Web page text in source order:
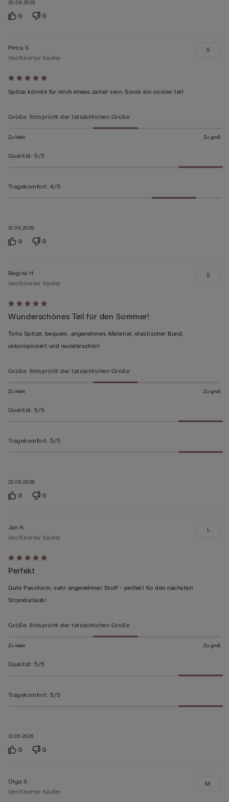
20.06.2026
0 0
Mit
5
5
13.06.2026
Petra S
Verifizierter Käufer
Spitze könnte für mich etwas zarter sein. Sonst ein cooles teil
S
Größe: Entspricht der tatsächlichen Größe
Zu klein Zu groß
Qualität: 5/5
Tragekomfort: 4/5
0 0
Mit
5
von
22.05.2026
Regina H
Verifizierter Käufer
Wunderschönes Teil für den Sommer!
Tolle Spitze, bequem, angenehmes Material, elastischer Bund,
unkompliziert und wunderschön!
S
Größe: Entspricht der tatsächlichen Größe
Zu klein Zu groß
Qualität: 5/5
Tragekomfort: 5/5
0 0
Mit
5
von
5
12.05.2026
Jan K
Verifizierter Käufer
Perfekt
Gute Passform, sehr angenehmer Stoff - perfekt für den nächsten
Strandurlaub!
L
Größe: Entspricht der tatsächlichen Größe
Zu klein Zu groß
Qualität: 5/5
Tragekomfort: 5/5
0 0
Olga S
Verifizierter Käufer
M